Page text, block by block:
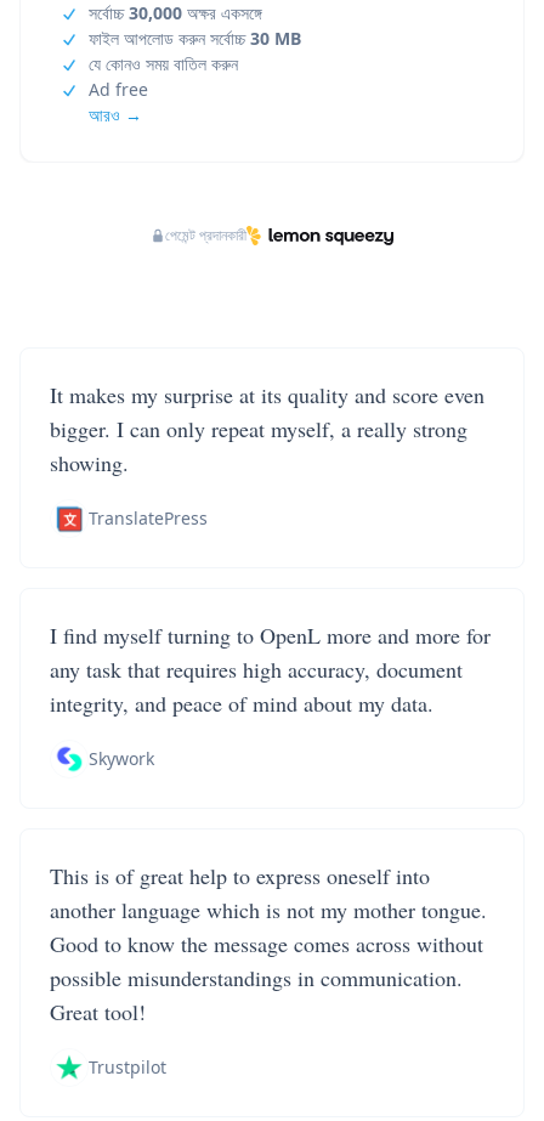
সর্বোচ্চ30,000 অক্ষর একসঙ্গে
ফাইল আপলোড করুন সর্বোচ্চ30 MB
যে কোনও সময় বাতিল করুন
Ad free
আরও →
পেমেন্ট প্রদানকারী
It makes my surprise at its quality and score even
bigger. I can only repeat myself, a really strong
showing.
TranslatePress
I find myself turning to OpenL more and more for
any task that requires high accuracy, document
integrity, and peace of mind about my data.
Skywork
This is of great help to express oneself into
another language which is not my mother tongue.
Good to know the message comes across without
possible misunderstandings in communication.
Great tool!
Trustpilot